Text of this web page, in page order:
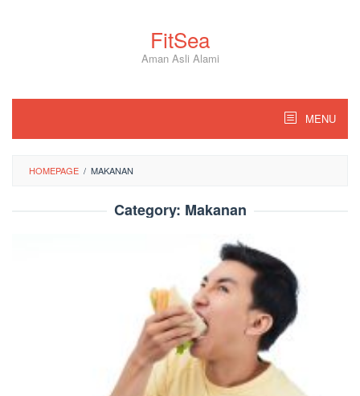
FitSea
Aman Asli Alami
MENU
HOMEPAGE / MAKANAN
Category: Makanan